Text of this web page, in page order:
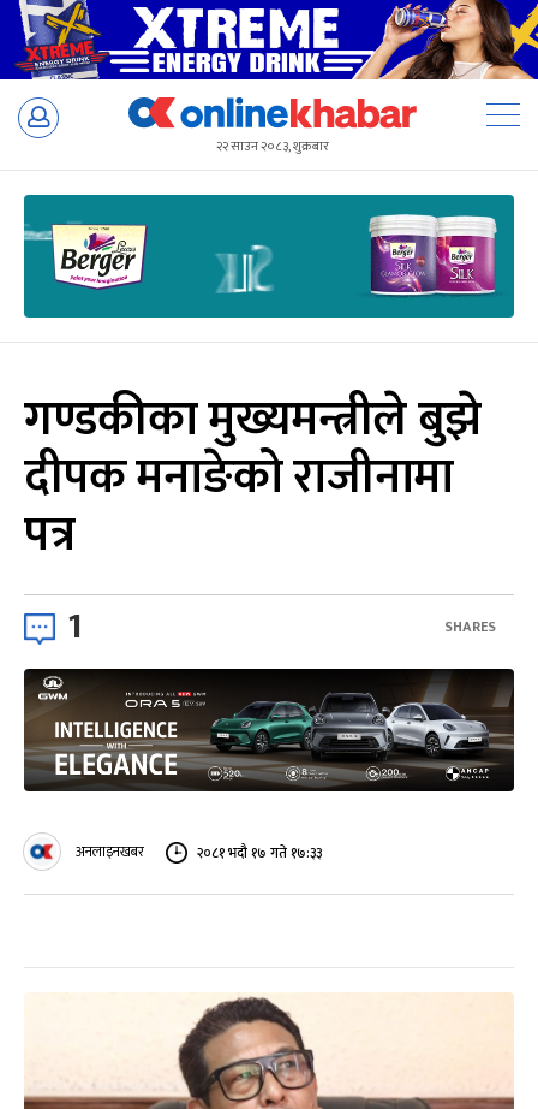
Skip
२२ साउन २०८३, शुक्रबार
गण्डकीका मुख्यमन्त्रीले बुझे
दीपक मनाङेको राजीनामा
पत्र
1 SHARES
अनलाइनखबर २०८१ भदौ १७ गते १७:३३